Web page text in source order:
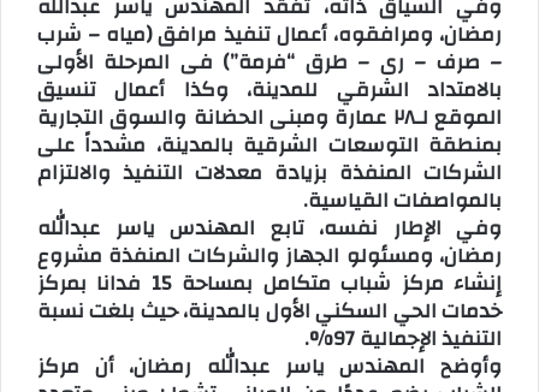
رمضان، ومرافقوه، أعمال تنفيذ مرافق (مياه – شرب
– صرف – رى – طرق “فرمة”) فى المرحلة الأولى
بالامتداد الشرقي للمدينة، وكذا أعمال تنسيق
الموقع لـ٢٨ عمارة ومبنى الحضانة والسوق التجارية
بمنطقة التوسعات الشرقية بالمدينة، مشدداً على
الشركات المنفذة بزيادة معدلات التنفيذ والالتزام
بالمواصفات القياسية.
وفي الإطار نفسه، تابع المهندس ياسر عبدالله
رمضان، ومسئولو الجهاز والشركات المنفذة مشروع
إنشاء مركز شباب متكامل بمساحة 15 فدانا بمركز
خدمات الحي السكني الأول بالمدينة، حيث بلغت نسبة
التنفيذ الإجمالية 97%.
وأوضح المهندس ياسر عبدالله رمضان، أن مركز